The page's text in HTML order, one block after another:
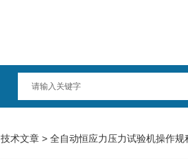
技术文章 > 全自动恒应力压力试验机操作规